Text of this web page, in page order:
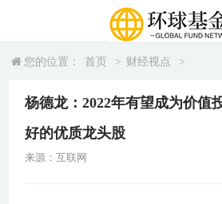
您的位置： 首页 > 财经视点 >
杨德龙：2022年有望成为价值
好的优质龙头股
来源：互联网